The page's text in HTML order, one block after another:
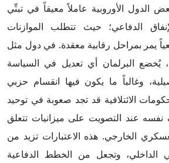
الدول الأوروبية عاملاً معيقاً في تبنِّي
الدفاعي؛ حيث تتطلب الموازنات
يمر بمراحل رقابية معقدة. في دول مثل
يُخضع البرلمان أي تعديل في السياسة
وغالباً ما يكون فيها انقسام حزبي
الائتلافية قد تجد صعوبة في توحيد
نفسه عند التصويت على ميزانيات تتعلق
الخارجي. هذه الاعتبارات تزيد من
الداخلي، وتجعل من الخطط الدفاعية